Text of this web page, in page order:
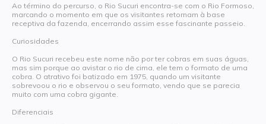
Ao término do percurso, o Rio Sucuri encontra-se com o Rio Formoso,
marcando o momento em que os visitantes retornam à base
receptiva da fazenda, encerrando assim esse fascinante passeio.
Curiosidades
O Rio Sucuri recebeu este nome não por ter cobras em suas águas,
mas sim porque ao avistar o rio de cima, ele tem o formato de uma
cobra. O atrativo foi batizado em 1975, quando um visitante
sobrevoou o rio e observou o seu formato, vendo que se parecia
muito com uma cobra gigante.
Diferenciais